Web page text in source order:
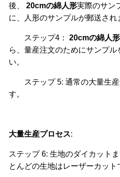
後、 20cmの綿人形実際のサン
に、人形のサンプルが郵送され
ステップ4： 20cmの綿人形
ら、量産注文のためにサンプル
い。
ステップ 5: 通常の大量生
す。
大量生産プロセス:
ステップ 6: 生地のダイカット
とんどの生地はレーザーカット